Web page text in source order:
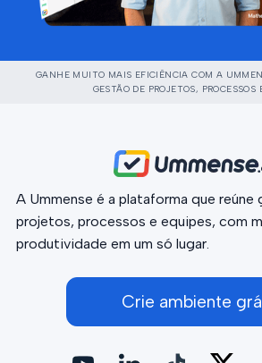
GANHE MUITO MAIS EFICIÊNCIA COM A
GESTÃO DE PROJETOS, PROCESSOS
A Ummense é a plataforma que reúne
projetos, processos e equipes, com
produtividade em um só lugar.
Crie ambiente